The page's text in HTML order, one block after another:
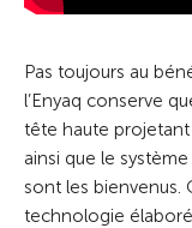
Pas toujours au
l’Enyaq conserve
tête haute
ainsi que le
sont les bienvenus.
technologie